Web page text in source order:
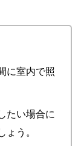
に室内で照
たい場合に
ょう。